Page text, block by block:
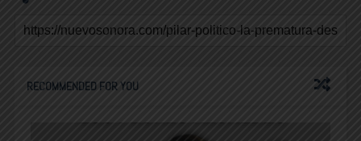
RECOMMENDED FOR YOU